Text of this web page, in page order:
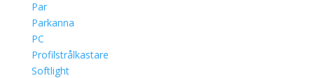
Par
Parkanna
PC
Profilstrålkastare
Softlight